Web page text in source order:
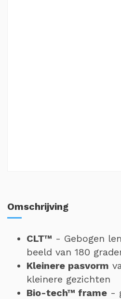
Omschrijving
CLT™ - Gebogen
beeld van 180
Kleinere pasvorm
kleinere gezichten
Bio-tech™ frame -